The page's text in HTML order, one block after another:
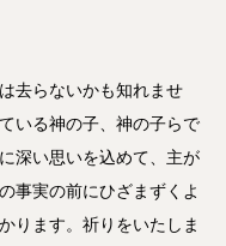
去らないかも知れませ
いる神の子、神の子らで
深い思いを込めて、主が
事実の前にひざまずくよ
ります。祈りをいたしま